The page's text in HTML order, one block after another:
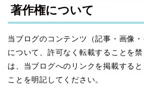
著作権について
当ブログのコンテンツ（記事・画像・
について、許可なく転載することを
は、当ブログへのリンクを掲載する
ことを明記してください。